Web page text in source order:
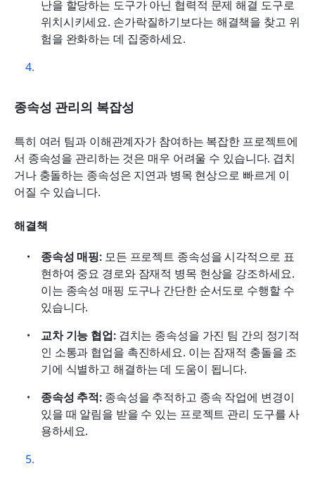
난을 할당하는 도구가 아닌 협력적 문제 해결 도구로
위치시키세요. 손가락질하기보다는 해결책을 찾고 위
험을 완화하는 데 집중하세요.
종속성 관리의 복잡성
특히 여러 팀과 이해관계자가 참여하는 복잡한 프로젝트에
서 종속성을 관리하는 것은 매우 어려울 수 있습니다. 겹치
거나 충돌하는 종속성은 지연과 병목 현상으로 빠르게 이
어질 수 있습니다.
해결책
종속성 매핑: 모든 프로젝트 종속성을 시각적으로 표
현하여 중요 경로와 잠재적 병목 현상을 강조하세요.
이는 종속성 매핑 도구나 간단한 순서도로 수행할 수
있습니다.
교차 기능 협업: 겹치는 종속성을 가진 팀 간의 정기적
인 소통과 협업을 촉진하세요. 이는 잠재적 충돌을 조
기에 식별하고 해결하는 데 도움이 됩니다.
종속성 추적: 종속성을 추적하고 종속 작업에 변경이
있을 때 알림을 받을 수 있는 프로젝트 관리 도구를 사
용하세요.